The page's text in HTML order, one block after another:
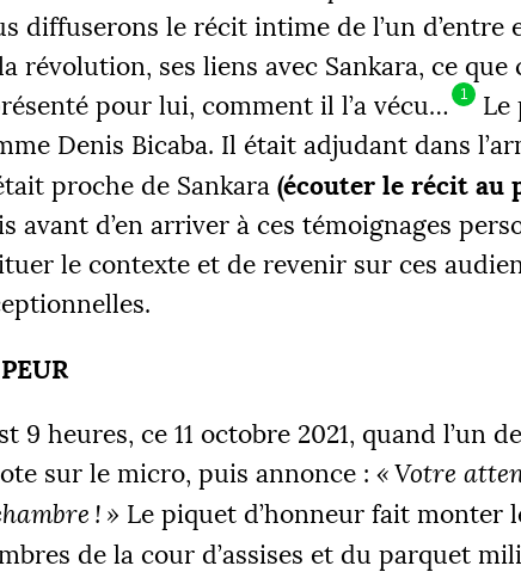
diffuserons le récit intime de l’un d’entre
révolution, ses liens avec Sankara, ce que
pour lui, comment il l’a vécu…
1
Le
Denis Bicaba. Il était adjudant dans
proche de Sankara (écouter le récit au
avant d’en arriver à ces témoignages
le contexte et de revenir sur ces
PEUR
9 heures, ce 11 octobre 2021, quand l’un
sur le micro, puis annonce : «Votre
! » Le piquet d’honneur fait monter
de la cour d’assises et du parquet